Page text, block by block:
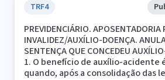
(concessão de auxílio-acidente,
acidente), para que nova decisão
consonância com os elementos
TRF4
PREVIDENCIÁRIO. APOSENTADORIA
INVALIDEZ/AUXÍLIO-DOENÇA.
SENTENÇA QUE CONCEDEU
1. O benefício de auxílio-acidente
quando, após a consolidação das